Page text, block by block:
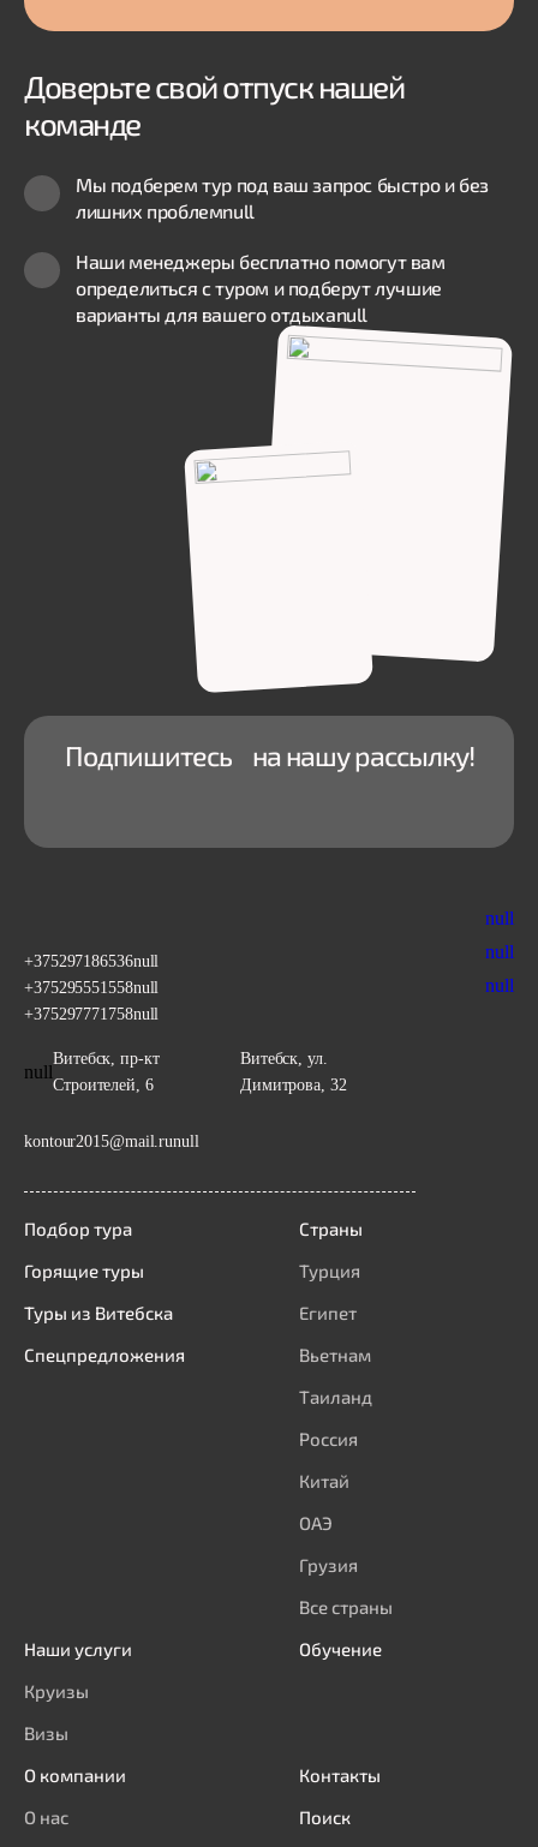
Доверьте свой отпуск нашей
команде
Мы подберем тур под ваш запрос быстро и без
лишних проблемnull
Наши менеджеры бесплатно помогут вам
определиться с туром и подберут лучшие
варианты для вашего отдыхаnull
Подпишитесь на нашу рассылку!
+375297186536null
+375295551558null
+375297771758null
Витебск, ул.
Димитрова, 32
Витебск, пр-кт
Строителей, 6
null
kontour2015@mail.runull
null
null
null
Подбор тура
Горящие туры
Туры из Витебска
Спецпредложения
Страны
Турция
Египет
Вьетнам
Таиланд
Россия
Китай
ОАЭ
Грузия
Все страны
Наши услуги
Круизы
Визы
Обучение
О компании
О нас
Контакты
Поиск